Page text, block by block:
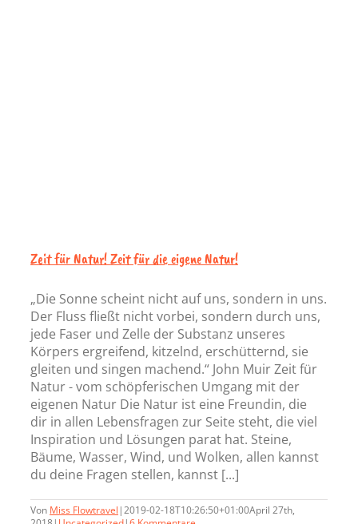
Zeit für Natur! Zeit für die eigene Natur!
„Die Sonne scheint nicht auf uns, sondern in uns.
Der Fluss fließt nicht vorbei, sondern durch uns,
jede Faser und Zelle der Substanz unseres
Körpers ergreifend, kitzelnd, erschütternd, sie
gleiten und singen machend.“ John Muir Zeit für
Natur - vom schöpferischen Umgang mit der
eigenen Natur Die Natur ist eine Freundin, die
dir in allen Lebensfragen zur Seite steht, die viel
Inspiration und Lösungen parat hat. Steine,
Bäume, Wasser, Wind, und Wolken, allen kannst
du deine Fragen stellen, kannst [...]
Von Miss Flowtravel |2019-02-18T10:26:50+01:00April 27th,